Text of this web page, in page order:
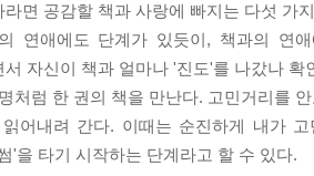
하는 것이다. 더욱이 《돈키호테》 제2
이다. 즉 《돈키호테》의 등장인물들
장에서 우연히 입수한 아랍어 필사본의
스에게 깊은 영향을 받은 소설가 호르헤
이런 식으로 허구와 현실을 전복하는
들어버릴 위험을 암시하기 때문이다.
라면 공감할 책과 사랑에 빠지는 다섯 가
연애에도 단계가 있듯이, 책과의 연
서 자신이 책과 얼마나 '진도'를 나갔나 확
처럼 한 권의 책을 만난다. 고민거리를
어내려 간다. 이때는 순진하게 내가
'을 타기 시작하는 단계라고 할 수 있다.